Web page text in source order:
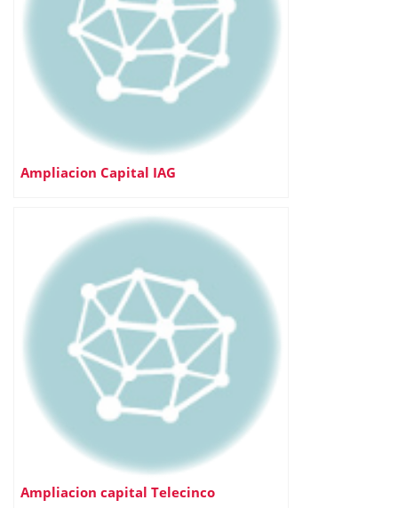
Ampliacion Capital IAG
Ampliacion capital Telecinco